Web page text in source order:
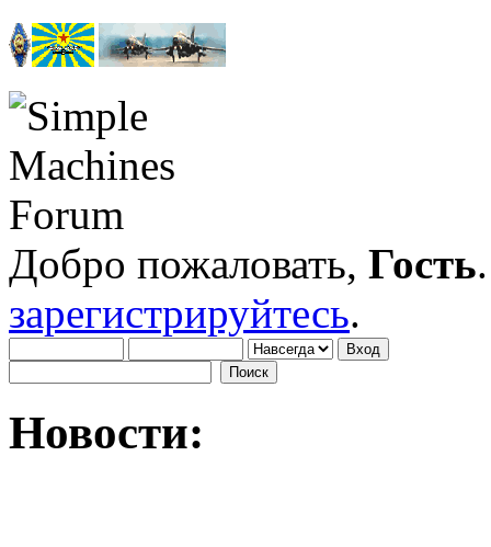
Добро пожаловать, Гость
зарегистрируйтесь.
Новости: